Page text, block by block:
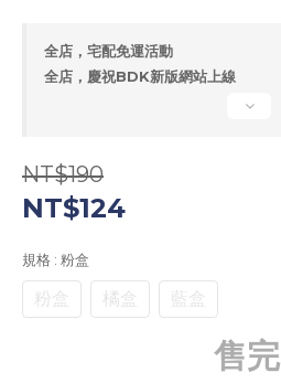
全店，宅配免運活動
全店，慶祝BDK新版網站上線
NT$190
NT$124
規格 : 粉盒
粉盒 橘盒 藍盒
售完